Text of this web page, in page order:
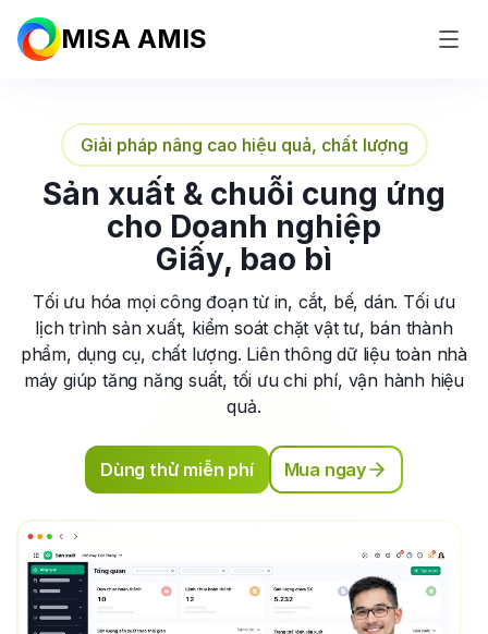
MISA AMIS
Giải pháp nâng cao hiệu quả, chất lượng
Sản xuất & chuỗi cung ứng
cho Doanh nghiệp
Giấy, bao bì
Tối ưu hóa mọi công đoạn từ in, cắt, bế, dán. Tối ưu
lịch trình sản xuất, kiểm soát chặt vật tư, bán thành
phẩm, dụng cụ, chất lượng. Liên thông dữ liệu toàn nhà
máy giúp tăng năng suất, tối ưu chi phí, vận hành hiệu
quả.
Dùng thử miễn phí Mua ngay